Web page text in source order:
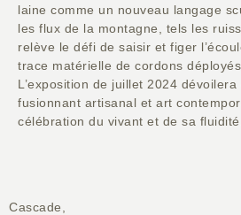
laine comme un nouveau langage
les flux de la montagne, tels les
relève le défi de saisir et figer
trace matérielle de cordons
L’exposition de juillet 2024 dévoilera
fusionnant artisanal et art
célébration du vivant et de sa fluidité.
Cascade,